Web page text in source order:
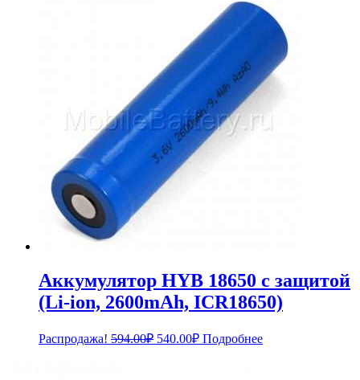
составляла
2,868.00₽.
2,629.00₽.
Аккумулятор HYB 18650 с защитой
(Li-ion, 2600mAh, ICR18650)
Распродажа! 594.00₽ Первоначальная
540.00₽Текущая
цена:
Подробнее